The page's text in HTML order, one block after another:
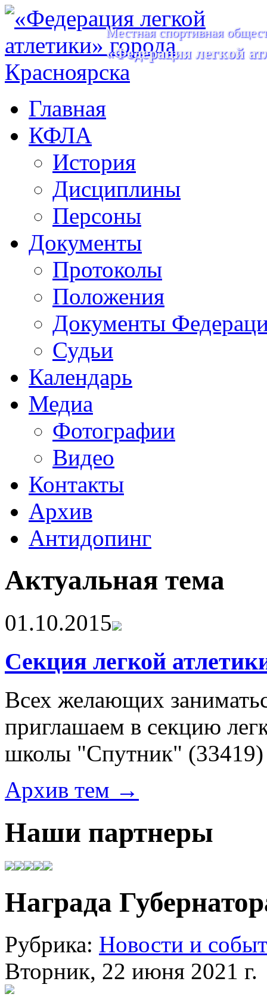
Местная спортивная
«Федерация легкой
Главная
КФЛА
История
Дисциплины
Персоны
Документы
Протоколы
Положения
Документы
Судьи
Календарь
Медиа
Фотографии
Видео
Контакты
Архив
Антидопинг
Актуальная тема
01.10.2015
Секция легкой
Всех желающих
приглашаем в секцию
школы "Спутник" (33419)
Архив тем →
Наши партнеры
Награда
Рубрика: Новости и
Вторник, 22 июня 2021 г.